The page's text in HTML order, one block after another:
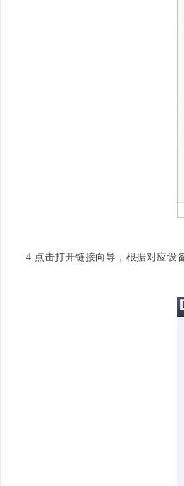
4.点击打开链接向导，根据对应设